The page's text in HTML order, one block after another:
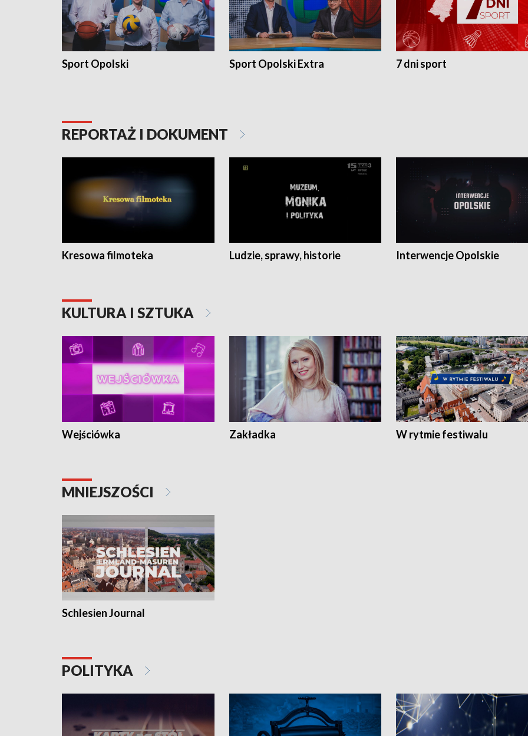
Sport Opolski Sport Opolski Extra 7 dni sport
REPORTAŻ I DOKUMENT
Kresowa filmoteka Ludzie, sprawy, historie Interwencje Opolskie
KULTURA I SZTUKA
Wejściówka Zakładka W rytmie festiwalu
MNIEJSZOŚCI
Schlesien Journal
POLITYKA